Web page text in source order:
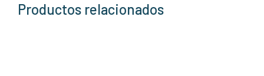
Productos relacionados